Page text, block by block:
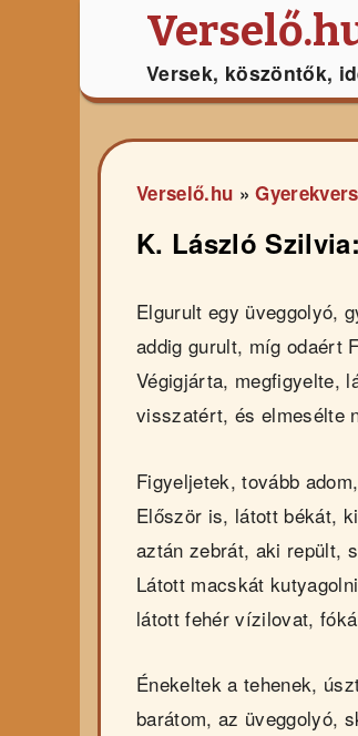
Versek, köszöntők,
Verselő.hu »
K. László
Elgurult egy üveggolyó,
addig gurult, míg odaért
Végigjárta, megfigyelte,
visszatért, és elmesélte
Figyeljetek, tovább
Először is, látott békát,
aztán zebrát, aki repült,
Látott macskát
látott fehér vízilovat,
Énekeltek a tehenek,
barátom, az üveggolyó,